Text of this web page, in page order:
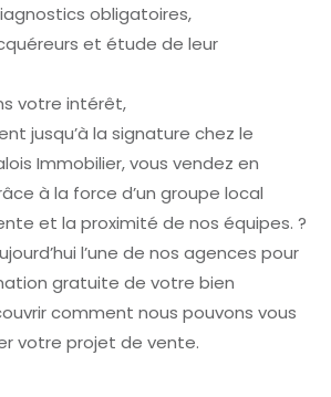
obligatoires,
et étude de leur
votre intérêt,
jusqu’à la signature chez le
Immobilier, vous vendez en
à la force d’un groupe local
et la proximité de nos équipes. ?
l’une de nos agences pour
gratuite de votre bien
comment nous pouvons vous
votre projet de vente.